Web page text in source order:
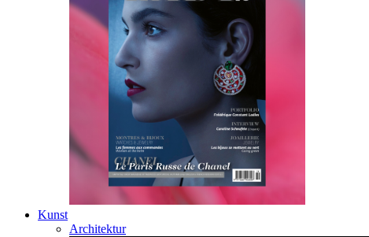
Kunst
Architektur